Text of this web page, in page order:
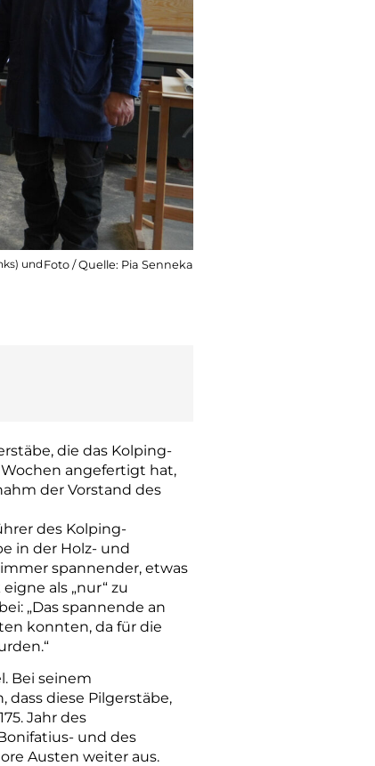
und Foto / Quelle: Pia Senneka
die das Kolping-
angefertigt hat,
der Vorstand des
des Kolping-
in der Holz- und
spannender, etwas
als „nur“ zu
„Das spannende an
konnten, da für die
Bei seinem
diese Pilgerstäbe,
Jahr des
und des
Austen weiter aus.